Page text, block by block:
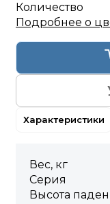
Характеристики
Вес, кг
Серия
Высота
Количество
Подробнее о